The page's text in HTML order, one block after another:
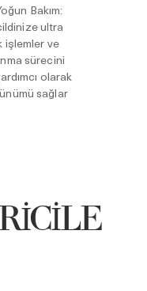
Bakım:
ultra
işlemler ve
sürecini
olarak
sağlar